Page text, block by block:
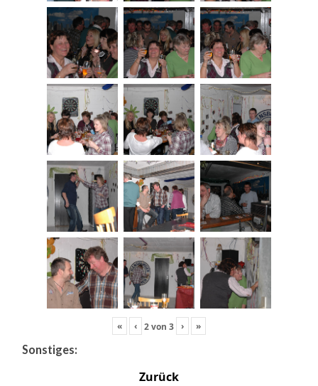
« ‹ 2von 3 › »
Sonstiges:
Zurück